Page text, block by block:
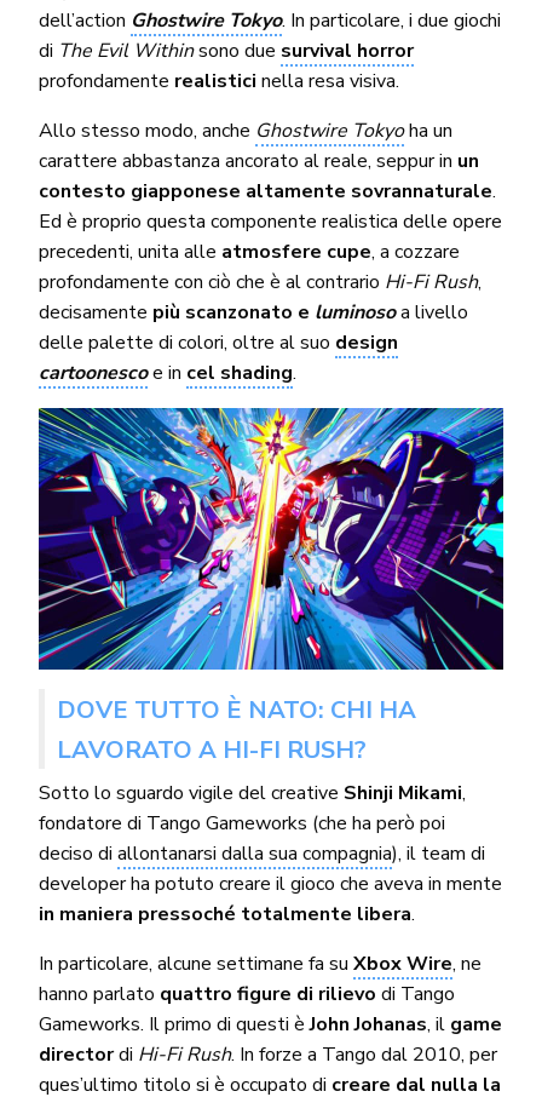
dell’action Ghostwire Tokyo. In particolare, i due giochi
di The Evil Withinsono due survival horror
profondamente realisticinella resa visiva.
Allo stesso modo, anche Ghostwire Tokyoha un
carattere abbastanza ancorato al reale, seppur in un
contesto giapponese altamente sovrannaturale.
Ed è proprio questa componente realistica delle opere
precedenti, unita alle atmosfere cupe, a cozzare
profondamente con ciò che è al contrario Hi-Fi Rush,
decisamente più scanzonato e luminosoa livello
delle palette di colori, oltre al suo design
cartoonescoe in cel shading.
DOVE TUTTO È NATO: CHI HA
LAVORATO A HI-FI RUSH?
Sotto lo sguardo vigile del creative Shinji Mikami,
fondatore di Tango Gameworks (che ha però poi
deciso di allontanarsi dalla sua compagnia), il team di
developer ha potuto creare il gioco che aveva in mente
in maniera pressoché totalmente libera.
In particolare, alcune settimane fa suXbox Wire, ne
hanno parlato quattro figure di rilievo di Tango
Gameworks. Il primo di questi èJohn Johanas, il game
directordi Hi-Fi Rush. In forze a Tango dal 2010, per
ques’ultimo titolo si è occupato di creare dal nulla la